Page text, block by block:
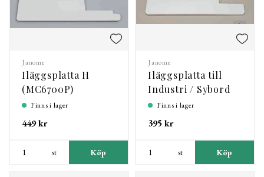
Janome
Iläggsplatta H
(MC6700P)
Finns i lager
449 kr
st Köp
Janome
Iläggsplatta till
Industri / Sybord
Finns i lager
395 kr
st Köp